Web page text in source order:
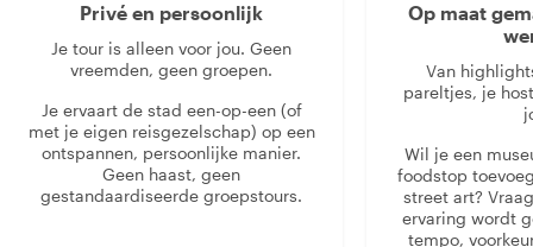
Privé en persoonlijk
Je tour is alleen voor jou. Geen
vreemden, geen groepen.
Je ervaart de stad een-op-een (of
met je eigen reisgezelschap) op een
ontspannen, persoonlijke manier.
Geen haast, geen
gestandaardiseerde groepstours.
Op maat
Van
pareltjes, je
Wil je een
foodstop
street art?
ervaring wordt
tempo,